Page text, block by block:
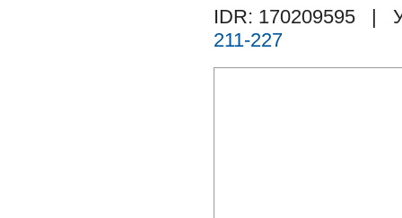
IDR: 170209595
|
211-227